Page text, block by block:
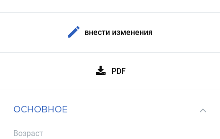
внести изменения
PDF
ОСНОВНОЕ
Возраст